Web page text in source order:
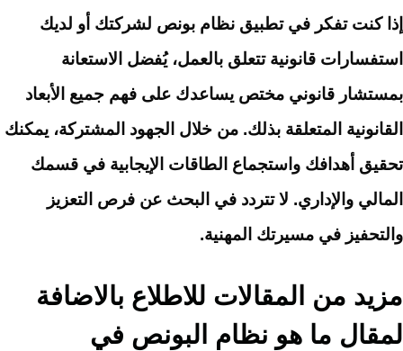
إذا كنت تفكر في تطبيق نظام بونص لشركتك أو لديك
استفسارات قانونية تتعلق بالعمل، يُفضل الاستعانة
بمستشار قانوني مختص يساعدك على فهم جميع الأبعاد
القانونية المتعلقة بذلك. من خلال الجهود المشتركة، يمكنك
تحقيق أهدافك واستجماع الطاقات الإيجابية في قسمك
المالي والإداري. لا تتردد في البحث عن فرص التعزيز
والتحفيز في مسيرتك المهنية.
مزيد من المقالات للاطلاع بالاضافة
لمقال ما هو نظام البونص في